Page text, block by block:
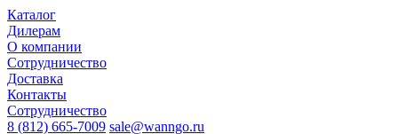
Каталог
Дилерам
О компании
Сотрудничество
Доставка
Контакты
Сотрудничество
8 (812) 665-7009 sale@wanngo.ru